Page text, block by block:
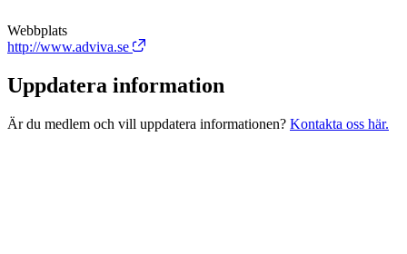
Webbplats
http://www.adviva.se
Uppdatera information
Är du medlem och vill uppdatera informationen? Kontakta oss här.